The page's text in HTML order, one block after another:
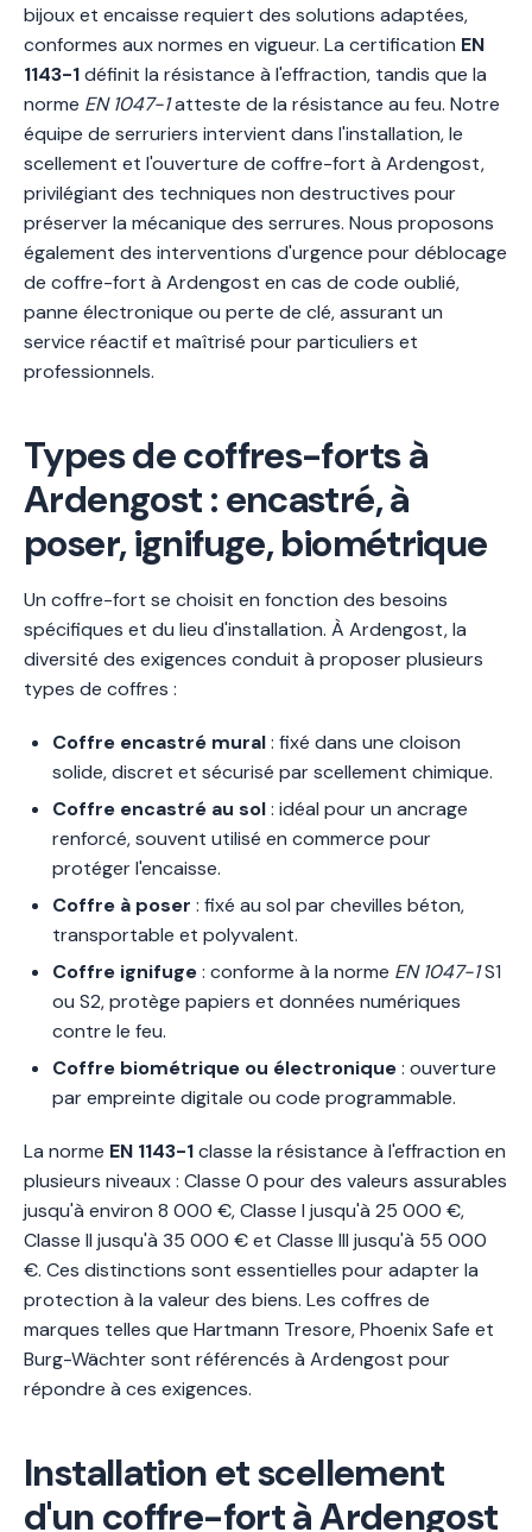
bijoux et encaisse requiert des solutions adaptées,
conformes aux normes en vigueur. La certification EN
1143-1définit la résistance à l'effraction, tandis que la
norme EN 1047-1atteste de la résistance au feu. Notre
équipe de serruriers intervient dans l'installation, le
scellement et l'ouverture de coffre-fort à Ardengost,
privilégiant des techniques non destructives pour
préserver la mécanique des serrures. Nous proposons
également des interventions d'urgence pour déblocage
de coffre-fort à Ardengost en cas de code oublié,
panne électronique ou perte de clé, assurant un
service réactif et maîtrisé pour particuliers et
professionnels.
Types de coffres-forts à
Ardengost : encastré, à
poser, ignifuge, biométrique
Un coffre-fort se choisit en fonction des besoins
spécifiques et du lieu d'installation. À Ardengost, la
diversité des exigences conduit à proposer plusieurs
types de coffres :
Coffre encastré mural: fixé dans une cloison
solide, discret et sécurisé par scellement chimique.
Coffre encastré au sol: idéal pour un ancrage
renforcé, souvent utilisé en commerce pour
protéger l'encaisse.
Coffre à poser : fixé au sol par chevilles béton,
transportable et polyvalent.
Coffre ignifuge: conforme à la norme EN 1047-1S1
ou S2, protège papiers et données numériques
contre le feu.
Coffre biométrique ou électronique: ouverture
par empreinte digitale ou code programmable.
La norme EN 1143-1classe la résistance à l'effraction en
plusieurs niveaux : Classe 0 pour des valeurs assurables
jusqu'à environ 8 000 €, Classe I jusqu'à 25 000 €,
Classe II jusqu'à 35 000 € et Classe III jusqu'à 55 000
€. Ces distinctions sont essentielles pour adapter la
protection à la valeur des biens. Les coffres de
marques telles que Hartmann Tresore, Phoenix Safe et
Burg-Wächter sont référencés à Ardengost pour
répondre à ces exigences.
Installation et scellement
d'un coffre-fort à Ardengost